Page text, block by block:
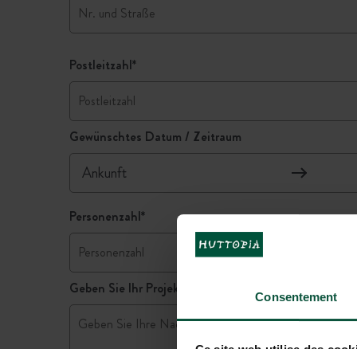
Consentement
Postleitzahl*
Gewünschtes Datum / Zeitraum
Personenzahl*
Geben Sie Ihr Projekt an